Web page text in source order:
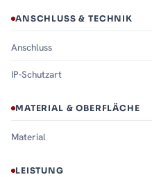
ANSCHLUSS & TECHNIK
Anschluss
IP-Schutzart
MATERIAL & OBERFLÄCHE
Material
LEISTUNG